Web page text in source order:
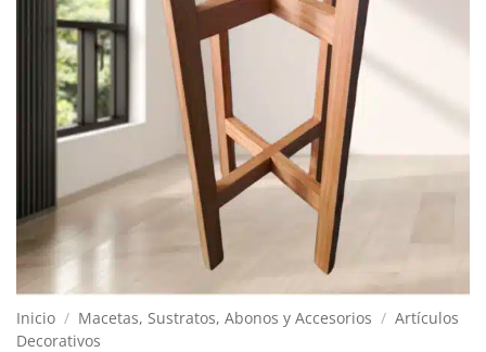
Inicio / Macetas, Sustratos, Abonos y Accesorios / Artículos
Decorativos